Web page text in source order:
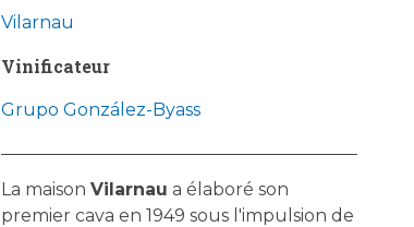
Vilarnau
Vinificateur
Grupo González-Byass
La maison Vilarnau a élaboré son
premier cava en 1949 sous l'impulsion de